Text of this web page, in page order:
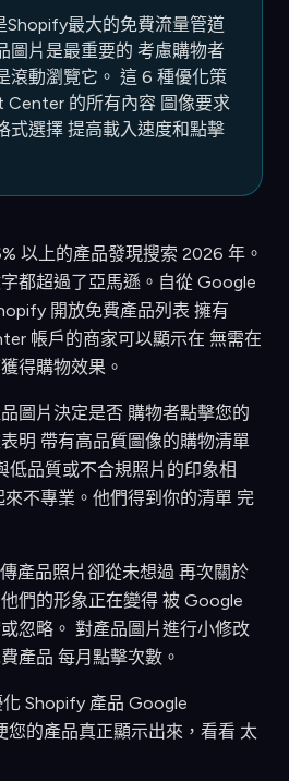
Shopify最大的免費流量管道
圖片是最重要的 考慮購物者
滾動瀏覽它。 這 6 種優化策
Center 的所有內容 圖像要求
式選擇 提高載入速度和點擊
以上的產品發現搜索 2026 年。
都超過了亞馬遜。自從 Google
開放免費產品列表 擁有
帳戶的商家可以顯示在 無需在
得購物效果。
圖片決定是否 購物者點擊您的
明 帶有高品質圖像的購物清單
低品質或不合規照片的印象相
不專業。他們得到你的清單 完
產品照片卻從未想過 再次關於
們的形象正在變得 被 Google
忽略。 對產品圖片進行小修改
產品 每月點擊次數。
Shopify 產品 Google
您的產品真正顯示出來，看看 太